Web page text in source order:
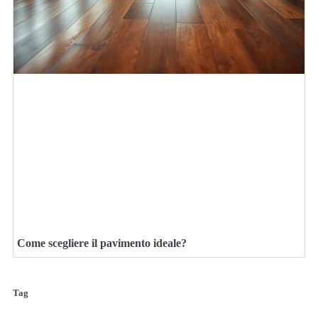
Come scegliere il pavimento ideale?
Tag